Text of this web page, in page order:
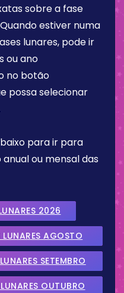
sobre a fase
estiver numa
lunares, pode ir
ou ano
no botão
possa selecionar
para ir para
ou mensal das
2026
LUNARES AGOSTO
SETEMBRO
OUTUBRO